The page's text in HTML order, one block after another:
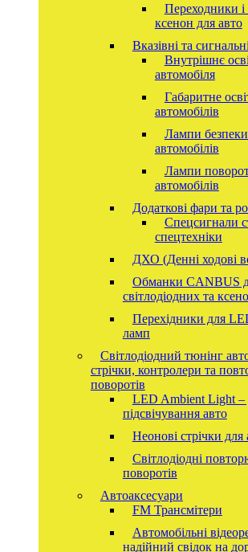
Переходники і
ксенон для авто
Вказівні та
Внутрішнє
автомобіля
Габаритне
автомобілів
Лампи
автомобілів
Лампи
автомобілів
Додаткові фари та
Спецсигнали
спецтехніки
ДХО (Денні ходові
Обманки CANBUS
світлодіодних та
Перехідники для
ламп
Світлодіодний тюнінг
стрічки, контролери та
поворотів
LED Ambient Light –
підсвічування авто
Неонові стрічки для
Світлодіодні
поворотів
Автоаксесуари
FM Трансмітери
Автомобільні
надійний свідок на